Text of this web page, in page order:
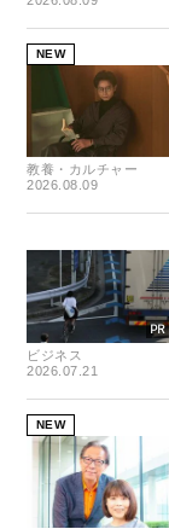
NEW
教養・カルチャー
2026.08.09
ビジネス
2026.07.21
NEW